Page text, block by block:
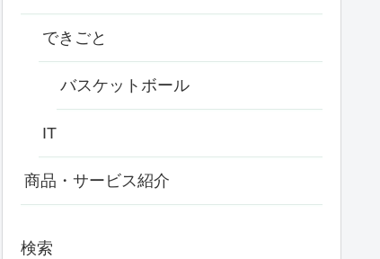
できごと
バスケットボール
IT
商品・サービス紹介
検索